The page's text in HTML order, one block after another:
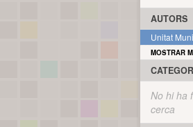
AUTORS
Unitat
MOSTRAR
No hi ha
cerca